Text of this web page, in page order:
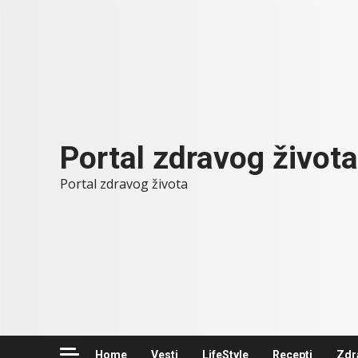
Portal zdravog života
Portal zdravog života
Home Vesti LifeStyle Recepti